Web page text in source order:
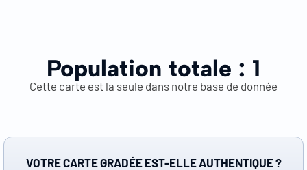
Population totale : 1
Cette carte est la seule dans notre base de donnée
VOTRE CARTE GRADÉE EST-ELLE AUTHENTIQUE ?